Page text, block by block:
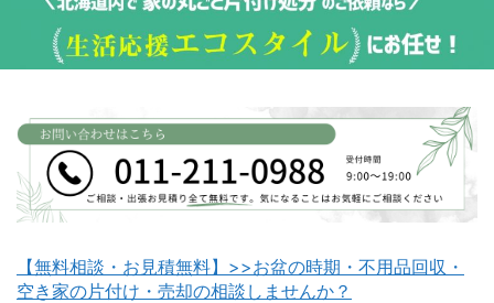
【無料相談・お見積無料】>>お盆の時期・不用品回収・
空き家の片付け・売却の相談しませんか？